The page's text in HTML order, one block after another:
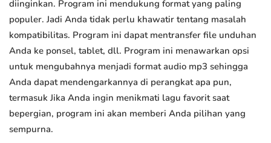
diinginkan. Program ini mendukung format yang paling
populer. Jadi Anda tidak perlu khawatir tentang masalah
kompatibilitas. Program ini dapat mentransfer file unduhan
Anda ke ponsel, tablet, dll. Program ini menawarkan opsi
untuk mengubahnya menjadi format audio mp3 sehingga
Anda dapat mendengarkannya di perangkat apa pun,
termasuk Jika Anda ingin menikmati lagu favorit saat
bepergian, program ini akan memberi Anda pilihan yang
sempurna.